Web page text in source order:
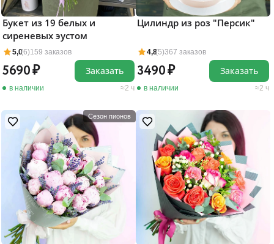
5,0(6)159 заказов
Букет из 19 белых и
сиреневых эустом
5690
в наличии 2 ч
Заказать
4,8(5)367 заказов
Цилиндр из роз "Персик"
3490
в наличии 2 ч
Заказать
Сезон пионов